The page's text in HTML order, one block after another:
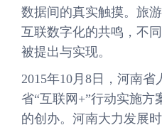
数据间的真实触摸。旅
互联数字化的共鸣，不
被提出与实现。
2015年10月8日，河南
省“互联网+”行动实施方
的创办。河南大力发展